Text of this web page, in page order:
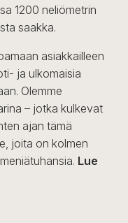
1200 neliömetrin
saakka.
asiakkailleen
ja ulkomaisia
Olemme
– jotka kulkevat
ajan tämä
joita on kolmen
Lue